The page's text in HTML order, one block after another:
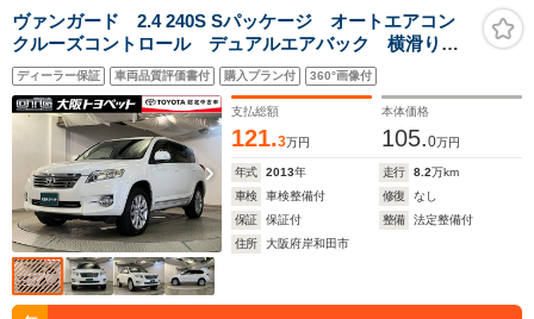
ヴァンガード 2.4 240S Sパッケージ オートエアコン
クルーズコントロール デュアルエアバック 横滑り防
止装置 DVD再生機能 メモリーナビ スマートキー
イモビライザー ETC バックモニター 純正アルミ
CD
ディーラー保証 車両品質評価書付 購入プラン付 360°画像付
支払総額
121.3万円
本体価格
105.0万円
年式 2013年 走行 8.2万km
車検
車検整備付 修復
なし
保証
保証付 整備
法定整備付
住所
大阪府岸和田市